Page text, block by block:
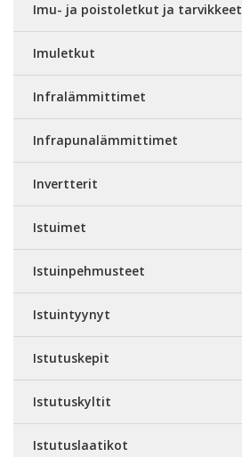
Imu- ja poistoletkut ja tarvikkeet
Imuletkut
Infralämmittimet
Infrapunalämmittimet
Invertterit
Istuimet
Istuinpehmusteet
Istuintyynyt
Istutuskepit
Istutuskyltit
Istutuslaatikot